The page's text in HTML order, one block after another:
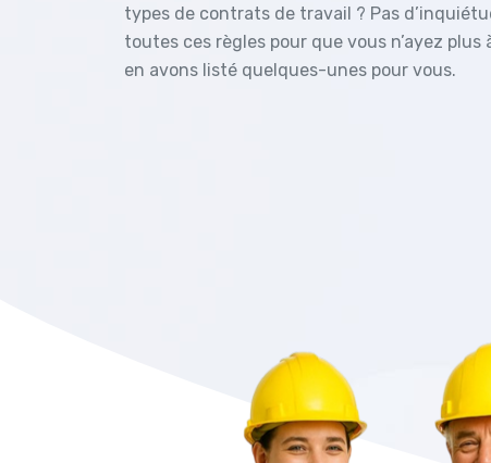
types de contrats de travail ? Pas
toutes ces règles pour que vous n’ayez plus
en avons listé quelques-unes pour vous.